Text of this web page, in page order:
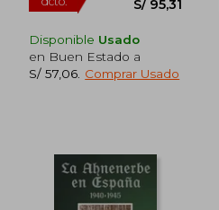
Disponible Usado
en Buen Estado a
S/ 57,06 Comprar Usado